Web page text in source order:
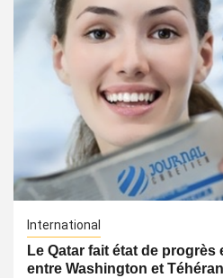
International
Le Qatar fait état de
entre Washington et